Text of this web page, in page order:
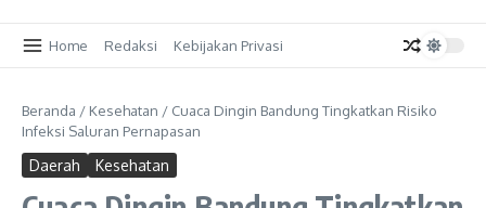
Home Redaksi Kebijakan Privasi
Beranda / Kesehatan / Cuaca Dingin Bandung Tingkatkan Risiko
Infeksi Saluran Pernapasan
Daerah Kesehatan